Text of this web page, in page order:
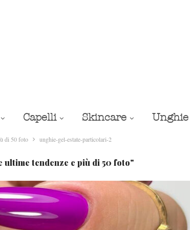
Capelli Skincare Unghie
di 50 foto unghie-gel-estate-particolari-2
ultime tendenze e più di 50 foto"